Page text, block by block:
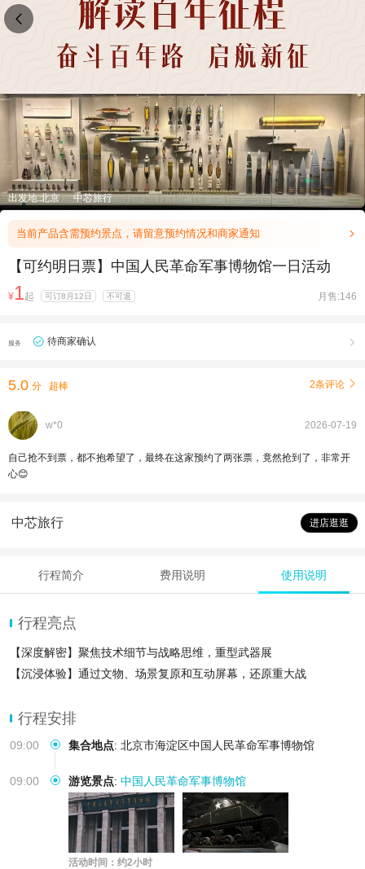
出发地:北京 中芯旅行
当前产品含需预约景点，请留意预约情况和商家通知 
【可约明日票】中国人民革命军事博物馆一日活动
¥1起 可订8月12日 不可退 月售:146
服务 待商家确认 
5.0 分 超棒 2条评论 
w*0 2026-07-19
自己抢不到票，都不抱希望了，最终在这家预约了两张票，竟然抢到了，非常开
心😊
中芯旅行 进店逛逛
行程简介 费用说明 使用说明
行程亮点
【深度解密】聚焦技术细节与战略思维，重型武器展‌
【沉浸体验】通过文物、场景复原和互动屏幕，还原重大战
行程安排
09:00 集合地点: 北京市海淀区中国人民革命军事博物馆
09:00 游览景点: 中国人民革命军事博物馆
活动时间：约2小时
